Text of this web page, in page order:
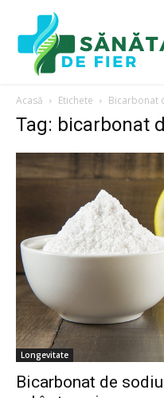
Acasă Etichete Bicarbonat
Tag: bicarbonat
Longevitate
Bicarbonat de